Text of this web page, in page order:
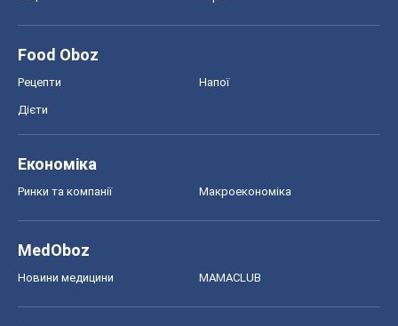
Food Oboz
Рецепти Напої
Дієти
Економіка
Ринки та компанії Макроекономіка
MedOboz
Новини медицини MAMACLUB